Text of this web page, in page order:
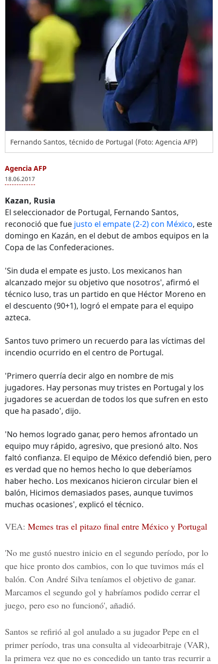
Fernando Santos, técnido de Portugal (Foto: Agencia AFP)
Agencia AFP
18.06.2017
Kazan, Rusia
El seleccionador de Portugal, Fernando Santos,
reconoció que fue justo el empate (2-2) con México, este
domingo en Kazán, en el debut de ambos equipos en la
Copa de las Confederaciones.
'Sin duda el empate es justo. Los mexicanos han
alcanzado mejor su objetivo que nosotros', afirmó el
técnico luso, tras un partido en que Héctor Moreno en
el descuento (90+1), logró el empate para el equipo
azteca.
Santos tuvo primero un recuerdo para las víctimas del
incendio ocurrido en el centro de Portugal.
'Primero querría decir algo en nombre de mis
jugadores. Hay personas muy tristes en Portugal y los
jugadores se acuerdan de todos los que sufren en esto
que ha pasado', dijo.
'No hemos logrado ganar, pero hemos afrontado un
equipo muy rápido, agresivo, que presionó alto. Nos
faltó confianza. El equipo de México defendió bien, pero
es verdad que no hemos hecho lo que deberíamos
haber hecho. Los mexicanos hicieron circular bien el
balón, Hicimos demasiados pases, aunque tuvimos
muchas ocasiones', explicó el técnico.
VEA: Memes tras el pitazo final entre México y Portugal
'No me gustó nuestro inicio en el segundo período, por lo
que hice pronto dos cambios, con lo que tuvimos más el
balón. Con André Silva teníamos el objetivo de ganar.
Marcamos el segundo gol y habríamos podido cerrar el
juego, pero eso no funcionó', añadió.
Santos se refirió al gol anulado a su jugador Pepe en el
primer período, tras una consulta al videoarbitraje (VAR),
la primera vez que no es concedido un tanto tras recurrir a